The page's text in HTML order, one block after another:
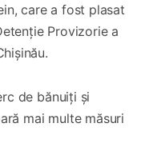
care a fost plasat
Provizorie a
de bănuiți și
mai multe măsuri